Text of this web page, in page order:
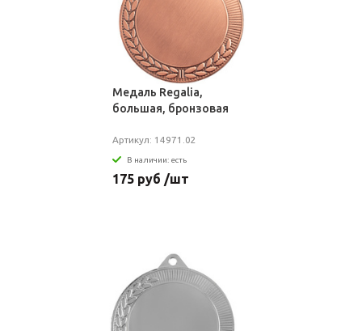
Медаль Regalia,
большая, бронзовая
Артикул: 14971.02
В наличии: есть
175 руб /шт